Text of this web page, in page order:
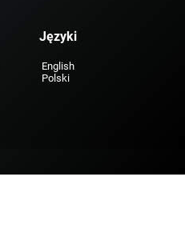
Języki
English
Polski